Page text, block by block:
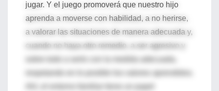
jugar. Y el juego promoverá que nuestro hijo
aprenda a moverse con habilidad, a no herirse,
a valorar las situaciones de manera adecuada y,
cuando no haya otro remedio, a ser agresivo y
respetando en lo posible los valores aprendidos.
Ahí, el entorno familiar tiene un papel